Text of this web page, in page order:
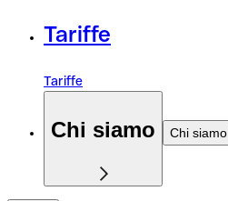
Tariffe
Tariffe
Chi siamo Chi siamo